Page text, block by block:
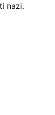
nazi.